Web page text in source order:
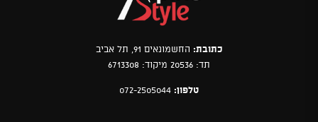
כתובת: החשמונאים 91, תל אביב
תד: 20536 מיקוד: 6713308
טלפון: 072-2505044